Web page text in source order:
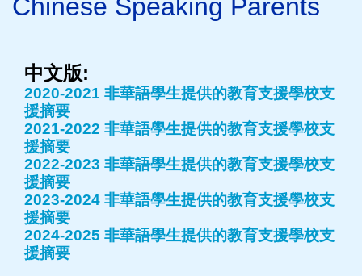
Chinese Speaking Parents
中文版:
2020-2021 非華語學生提供的教育支援學校支
援摘要
2021-2022 非華語學生提供的教育支援學校支
援摘要
2022-2023 非華語學生提供的教育支援學校支
援摘要
2023-2024 非華語學生提供的教育支援學校支
援摘要
2024-2025 非華語學生提供的教育支援學校支
援摘要